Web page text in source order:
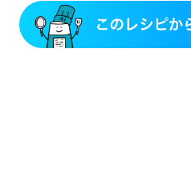
産後（ミルク）
ニキビ・肌荒れ
妊活中 更年期